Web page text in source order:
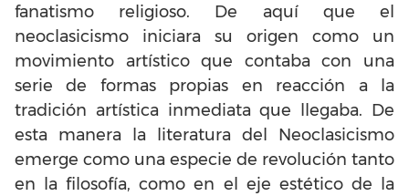
fanatismo religioso. De aquí que el
neoclasicismo iniciara su origen como un
movimiento artístico que contaba con una
serie de formas propias en reacción a la
tradición artística inmediata que llegaba. De
esta manera la literatura del Neoclasicismo
emerge como una especie de revolución tanto
en la filosofía, como en el eje estético de la